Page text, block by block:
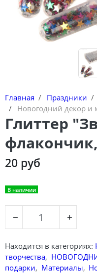
Главная Праздники
Новогодний декор и
Глиттер
20 руб
В наличии
− +
Находится в категориях:
творчества,
подарки, Материалы,